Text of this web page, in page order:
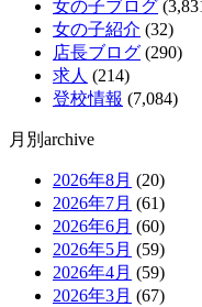
女の子ブログ
女の子紹介 (32)
店長ブログ (290)
求人 (214)
登校情報 (7,084)
月別archive
2026年8月 (20)
2026年7月 (61)
2026年6月 (60)
2026年5月 (59)
2026年4月 (59)
2026年3月 (67)